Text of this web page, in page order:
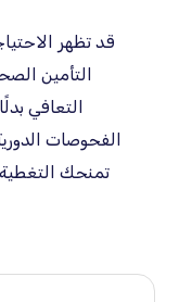
قد تظهر
التأمين
التعافي
الفحوصات
تمنحك